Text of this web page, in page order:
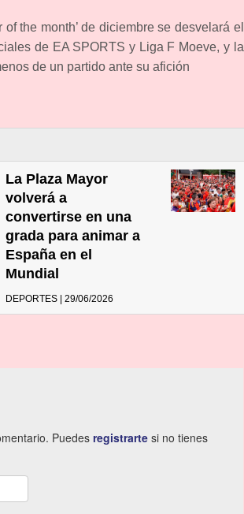
the month’ de diciembre se desvelará el
de EA SPORTS y Liga F Moeve, y la
de un partido ante su afición
La Plaza Mayor
volverá a
convertirse en una
grada para animar a
España en el
Mundial
DEPORTES | 29/06/2026
Puedes registrarte si no tienes